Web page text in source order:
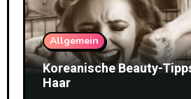
Allgemein
Koreanische Beauty-
Haar